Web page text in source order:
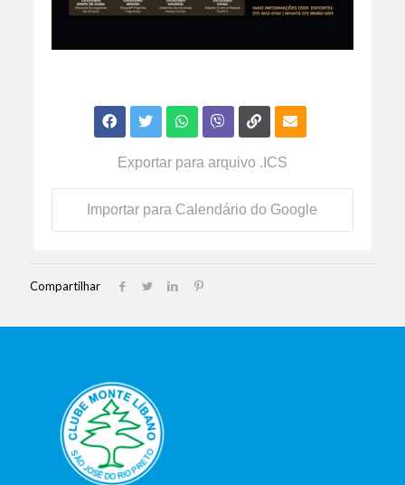
Exportar para arquivo .ICS
Importar para Calendário do Google
Compartilhar